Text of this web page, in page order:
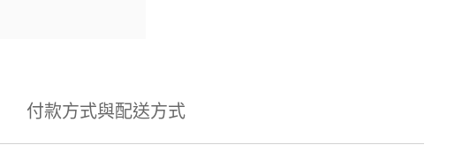
付款方式與配送方式